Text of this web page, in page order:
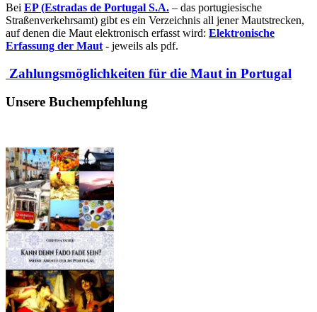
Bei EP (Estradas de Portugal S.A. – das portugiesische
Straßenverkehrsamt) gibt es ein Verzeichnis all jener Mautstrecken,
auf denen die Maut elektronisch erfasst wird: Elektronische
Erfassung der Maut - jeweils als pdf.
Zahlungsmöglichkeiten für die Maut in Portugal
Unsere Buchempfehlung